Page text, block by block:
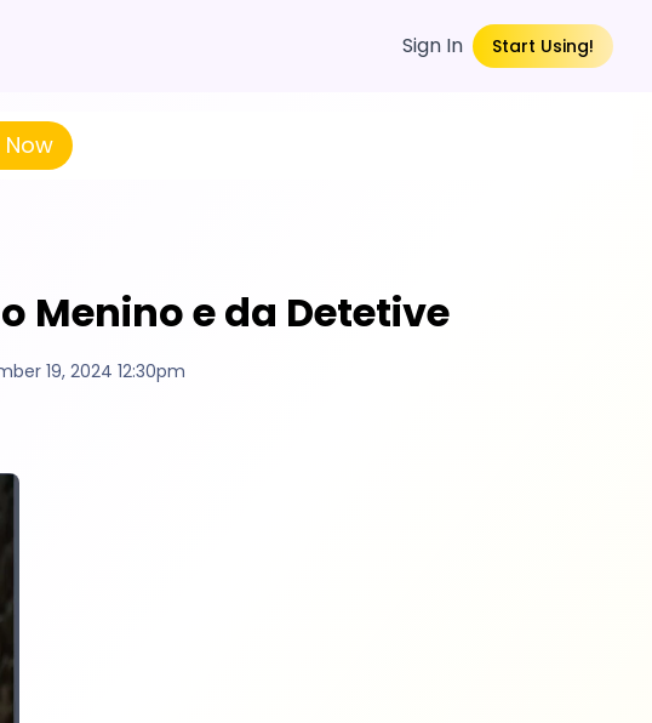
Sign In Start Using!
Menino e da Detetive
19, 2024 12:30pm